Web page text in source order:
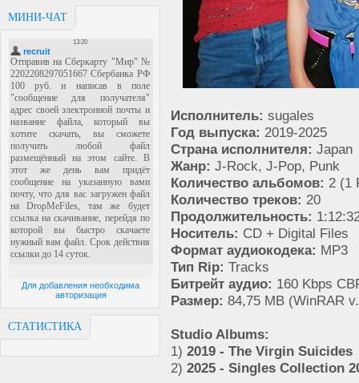
МИНИ-ЧАТ
Для добавления необходима
авторизация
СТАТИСТИКА
Исполнитель: sugales
Год выпуска: 2019-2025
Страна исполнителя: Japan
Жанр: J-Rock, J-Pop, Punk
Количество альбомов: 2 (1
Количество треков: 20
Продолжительность:
Носитель: CD + Digital Files
Формат аудиокодека: MP3
Тип Rip: Tracks
Битрейт аудио: 160 Kbps
Размер: 84,75 MB (WinRAR
Studio Albums:
1) 2019 - The Virgin Suicides
2) 2025 - Singles Collection